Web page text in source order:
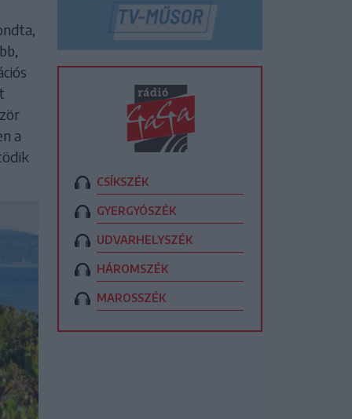
a
CSÍKSZÉK
GYERGYÓSZÉK
UDVARHELYSZÉK
HÁROMSZÉK
MAROSSZÉK